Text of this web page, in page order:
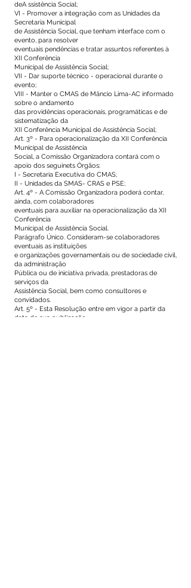
deA ssistência Social;
VI - Promover a integração com as Unidades da
Secretaria Municipal
de Assistência Social, que tenham interface com o
evento, para resolver
eventuais pendências e tratar assuntos referentes à
XII Conferência
Municipal de Assistência Social;
VII - Dar suporte técnico - operacional durante o
evento;
VIII - Manter o CMAS de Mâncio Lima-AC informado
sobre o andamento
das providências operacionais, programáticas e de
sistematização da
XII Conferência Municipal de Assistência Social;
Art. 3º - Para operacionalização da XII Conferência
Municipal de Assistência
Social, a Comissão Organizadora contará com o
apoio dos seguinets Órgãos:
I - Secretaria Executiva do CMAS;
II - Unidades da SMAS- CRAS e PSE;
Art. 4º - A Comissão Organizadora poderá contar,
ainda, com colaboradores
eventuais para auxiliar na operacionalização da XII
Conferência
Municipal de Assistência Social.
Parágrafo Único. Consideram-se colaboradores
eventuais as instituições
e organizações governamentais ou de sociedade civil,
da administração
Pública ou de iniciativa privada, prestadoras de
serviços da
Assistência Social, bem como consultores e
convidados.
Art. 5º - Esta Resolução entre em vigor a partir da
data de sua publicação.